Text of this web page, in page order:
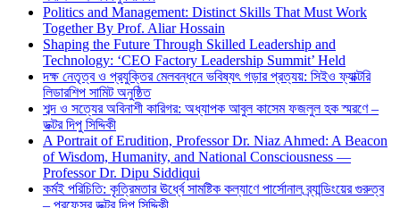
Politics and Management: Distinct Skills That Must Work
Together By Prof. Aliar Hossain
Shaping the Future Through Skilled Leadership and
Technology: ‘CEO Factory Leadership Summit’ Held
দক্ষ নেতৃত্ব ও প্রযুক্তির মেলবন্ধনে ভবিষ্যৎ গড়ার প্রত্যয়: সিইও ফ্যাক্টরি
লিডারশিপ সামিট অনুষ্ঠিত
শব্দ ও সত্যের অবিনাশী কারিগর: অধ্যাপক আবুল কাসেম ফজলুল হক স্মরণে –
ডক্টর দিপু সিদ্দিকী
A Portrait of Erudition, Professor Dr. Niaz Ahmed: A Beacon
of Wisdom, Humanity, and National Consciousness —
Professor Dr. Dipu Siddiqui
কর্মই পরিচিতি: কৃত্রিমতার ঊর্ধ্বে সামষ্টিক কল্যাণে পার্সোনাল ব্র্যান্ডিংয়ের গুরুত্ব